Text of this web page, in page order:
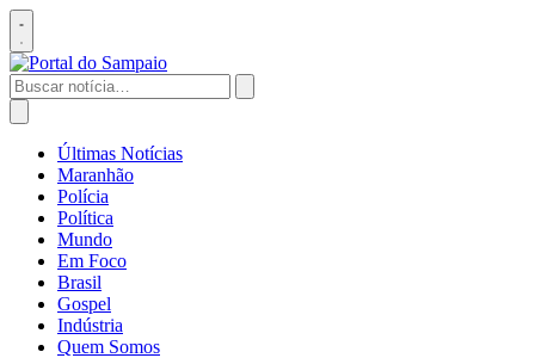
Pular
para
o
conteúdo
Abrir
menu
Buscar
por:
Abrir
buscaÚltimas Notícias
Maranhão
Polícia
Política
Mundo
Em Foco
Brasil
Gospel
Indústria
Quem Somos